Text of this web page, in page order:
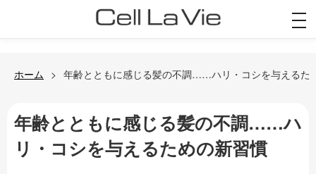
ホーム 年齢とともに感じる髪の不調……ハリ・コシを与えるた
年齢とともに感じる髪の不調……ハ
リ・コシを与えるための新習慣